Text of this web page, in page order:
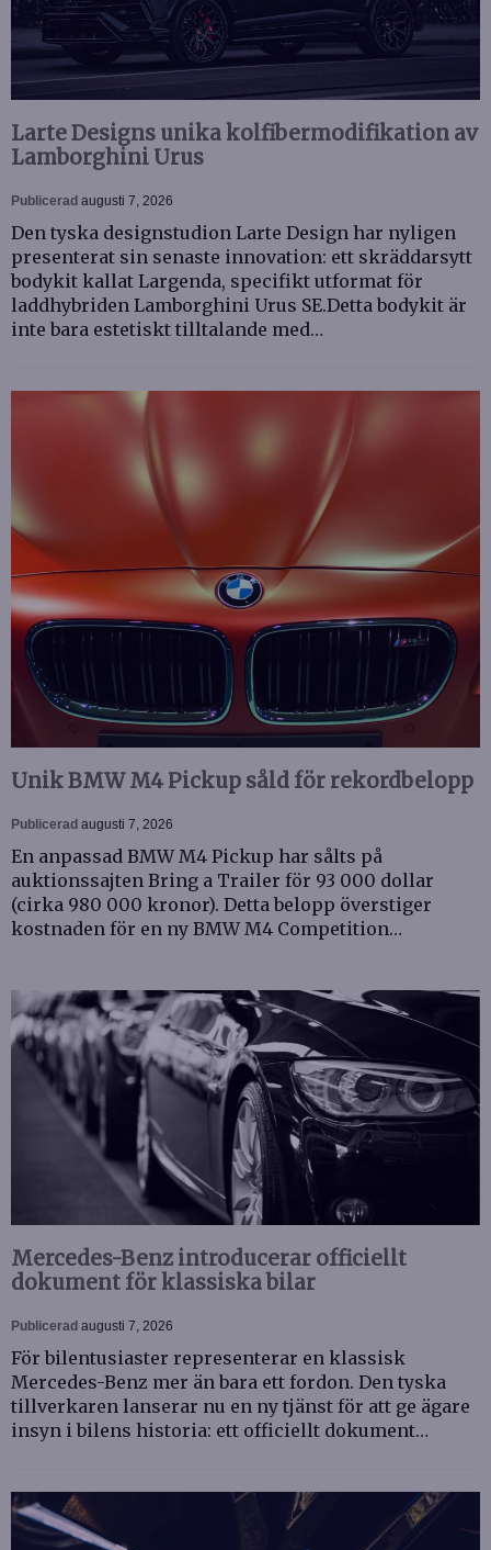
Larte Designs unika kolfibermodifikation av
Lamborghini Urus
Publicerad augusti 7, 2026
Den tyska designstudion Larte Design har nyligen
presenterat sin senaste innovation: ett skräddarsytt
bodykit kallat Largenda, specifikt utformat för
laddhybriden Lamborghini Urus SE.Detta bodykit är
inte bara estetiskt tilltalande med…
Unik BMW M4 Pickup såld för rekordbelopp
Publicerad augusti 7, 2026
En anpassad BMW M4 Pickup har sålts på
auktionssajten Bring a Trailer för 93 000 dollar
(cirka 980 000 kronor). Detta belopp överstiger
kostnaden för en ny BMW M4 Competition…
Mercedes-Benz introducerar officiellt
dokument för klassiska bilar
Publicerad augusti 7, 2026
För bilentusiaster representerar en klassisk
Mercedes-Benz mer än bara ett fordon. Den tyska
tillverkaren lanserar nu en ny tjänst för att ge ägare
insyn i bilens historia: ett officiellt dokument…